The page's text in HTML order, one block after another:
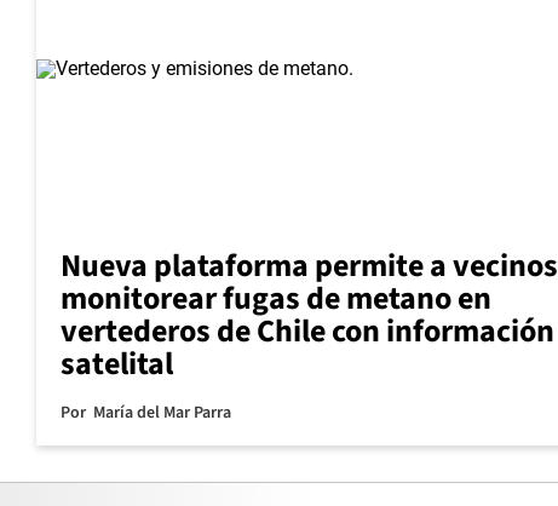
Nueva plataforma permite a vecinos
monitorear fugas de metano en
vertederos de Chile con información
satelital
Por María del Mar Parra